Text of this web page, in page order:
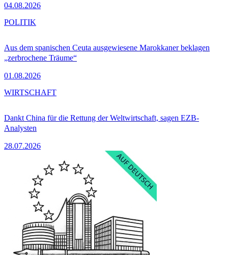
04.08.2026
Aus dem spanischen Ceuta ausgewiesene Marokkaner beklagen
„zerbrochene Träume“
01.08.2026
POLITIK
Dankt China für die Rettung der Weltwirtschaft, sagen EZB-
Analysten
28.07.2026
WIRTSCHAFT